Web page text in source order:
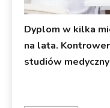
Dyplom w kilka
na lata.
studiów